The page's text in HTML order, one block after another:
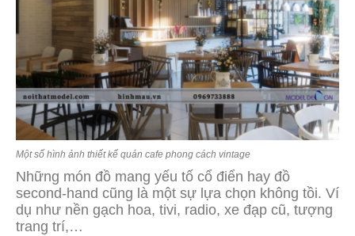
Một số hình ảnh thiết kế quán cafe phong cách vintage
Những món đồ mang yếu tố cổ điển hay đồ
second-hand cũng là một sự lựa chọn không tồi. Ví
dụ như nền gạch hoa, tivi, radio, xe đạp cũ, tượng
trang trí,…